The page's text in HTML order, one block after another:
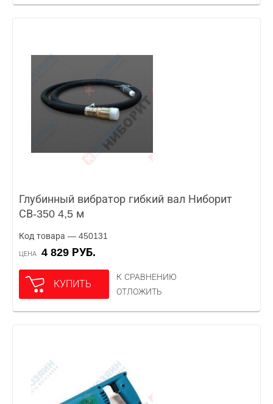
Глубинный вибратор гибкий вал Ниборит
СВ-350 4,5 м
Код товара — 450131
ЦЕНА 4 829 РУБ.
КУПИТЬ
К СРАВНЕНИЮ
ОТЛОЖИТЬ